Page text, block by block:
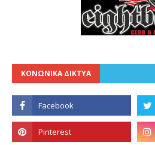
ΚΟΝΩΝΙΚΑ ΔΙΚΤΥΑ